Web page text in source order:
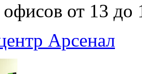
от 13 до
Арсенал